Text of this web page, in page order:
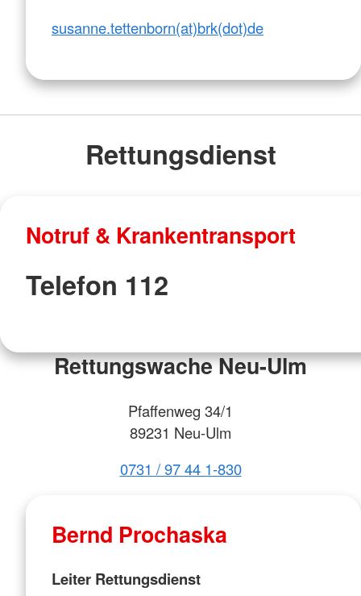
susanne.tettenborn(at)brk(dot)de
Rettungsdienst
Notruf & Krankentransport
Telefon 112
Rettungswache Neu-Ulm
Pfaffenweg 34/1
89231 Neu-Ulm
0731 / 97 44 1-830
Bernd Prochaska
Leiter Rettungsdienst